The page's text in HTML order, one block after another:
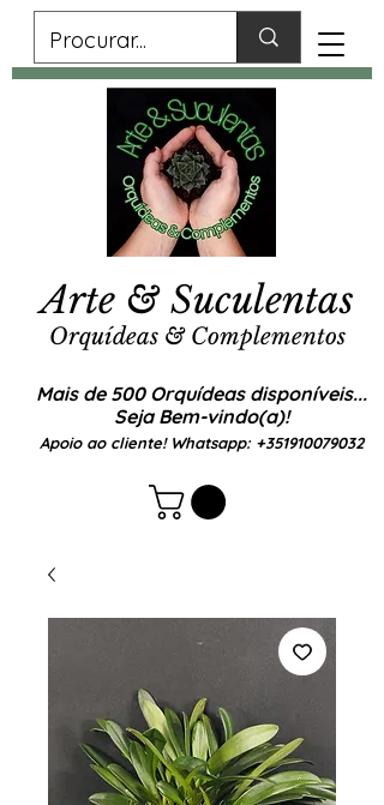
Mais de 500 Orquídeas disponíveis...
Seja Bem-vindo(a)!
Apoio ao cliente! Whatsapp: +351910079032
Arte & Suculentas
Orquídeas & Complementos